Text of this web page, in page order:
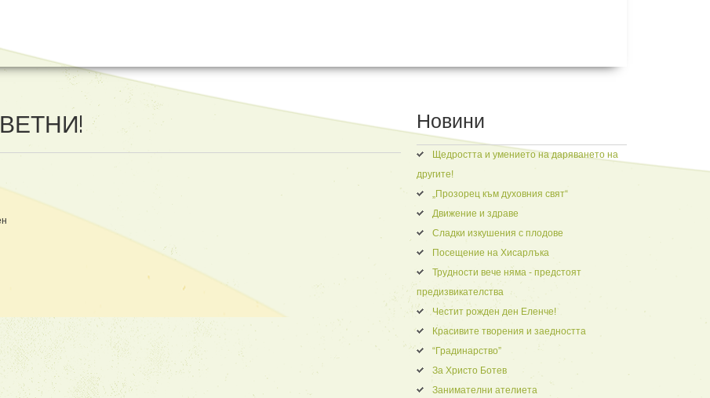
Новини
Щедростта и умението на даряването на
другите!
„Прозорец към духовния свят“
Движение и здраве
Сладки изкушения с плодове
Посещение на Хисарлъка
Трудности вече няма - предстоят
предизвикателства
Честит рожден ден Еленче!
Красивите творения и заедността
“Градинарство”
За Христо Ботев
Занимателни ателиета